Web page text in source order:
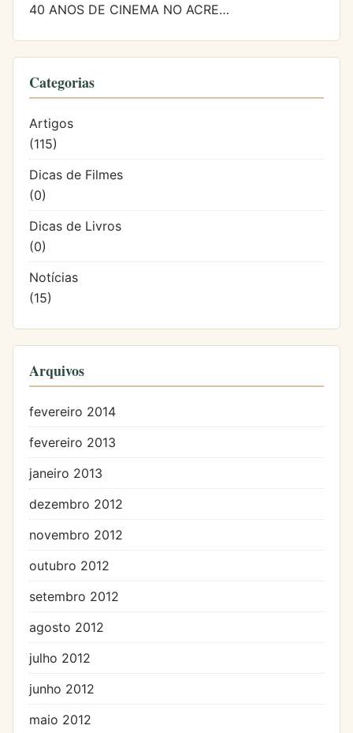
40 ANOS DE CINEMA NO ACRE…
Categorias
Artigos
(115)
Dicas de Filmes
(0)
Dicas de Livros
(0)
Notícias
(15)
Arquivos
fevereiro 2014
fevereiro 2013
janeiro 2013
dezembro 2012
novembro 2012
outubro 2012
setembro 2012
agosto 2012
julho 2012
junho 2012
maio 2012